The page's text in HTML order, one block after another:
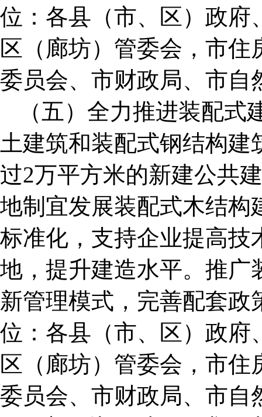
位：各县（市、区）政府
区（廊坊）管委会，市
委员会、市财政局、市自
（五）全力推进装配
土建筑和装配式钢结构
过2万平方米的新建公共
地制宜发展装配式木结构
标准化，支持企业提高技
地，提升建造水平。推广
新管理模式，完善配套
位：各县（市、区）政府
区（廊坊）管委会，市
委员会、市财政局、市自